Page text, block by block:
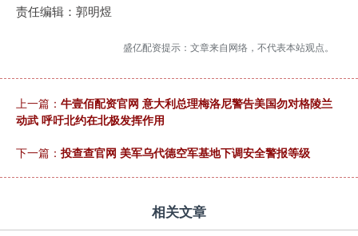
责任编辑：郭明煜
盛亿配资提示：文章来自网络，不代表本站观点。
上一篇： 牛壹佰配资官网 意大利总理梅洛尼警告美国勿对格陵兰
动武 呼吁北约在北极发挥作用
下一篇： 投查查官网 美军乌代德空军基地下调安全警报等级
相关文章